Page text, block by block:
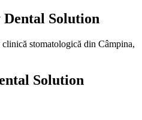
Solution
stomatologică din Câmpina,
Solution